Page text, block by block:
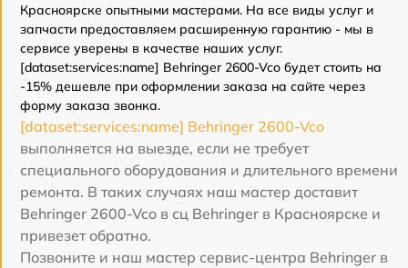
Красноярске опытными мастерами. На все виды услуг и
запчасти предоставляем расширенную гарантию - мы в
сервисе уверены в качестве наших услуг.
[dataset:services:name] Behringer 2600-Vco будет стоить на
-15% дешевле при оформлении заказа на сайте через
форму заказа звонка.
[dataset:services:name] Behringer 2600-Vco
выполняется на выезде, если не требует
специального оборудования и длительного времени
ремонта. В таких случаях наш мастер доставит
Behringer 2600-Vco в сц Behringer в Красноярске и
привезет обратно.
Позвоните и наш мастер сервис-центра Behringer в